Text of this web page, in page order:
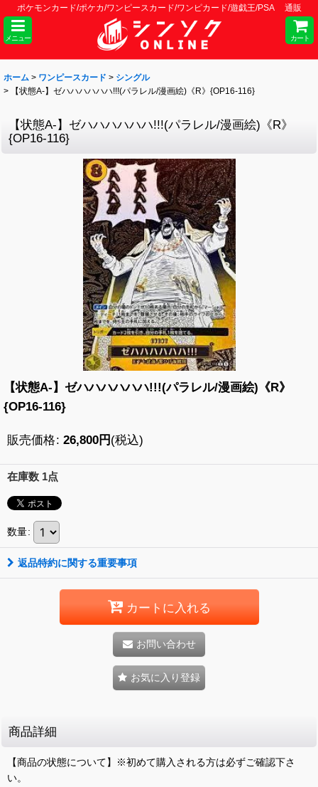
ポケモンカード/ポケカ/ワンピースカード/ワンピカード/遊戯王/PSA 通販
メニュー カート
ホーム > ワンピースカード > シングル
>
【状態A-】ゼハハハハハハ!!!(パラレル/漫画絵)《R》{OP16-116}
【状態A-】ゼハハハハハハ!!!(パラレル/漫画絵)《R》
{OP16-116}
【状態A-】ゼハハハハハハ!!!(パラレル/漫画絵)《R》
{OP16-116}
販売価格: 26,800円 (税込)
在庫数 1点
数量:
返品特約に関する重要事項
カートに入れる
お問い合わせ
お気に入り登録
商品詳細
【商品の状態について】※初めて購入される方は必ずご確認下さ
い。